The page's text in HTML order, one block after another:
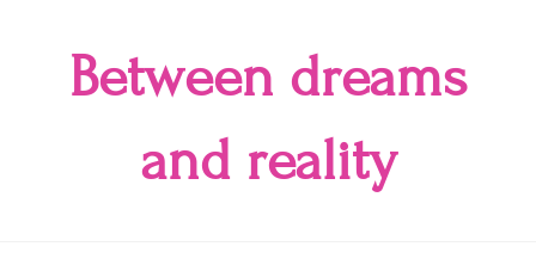
Between dreams
and reality